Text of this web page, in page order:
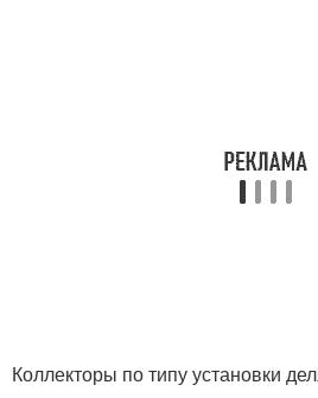
Коллекторы по типу установки